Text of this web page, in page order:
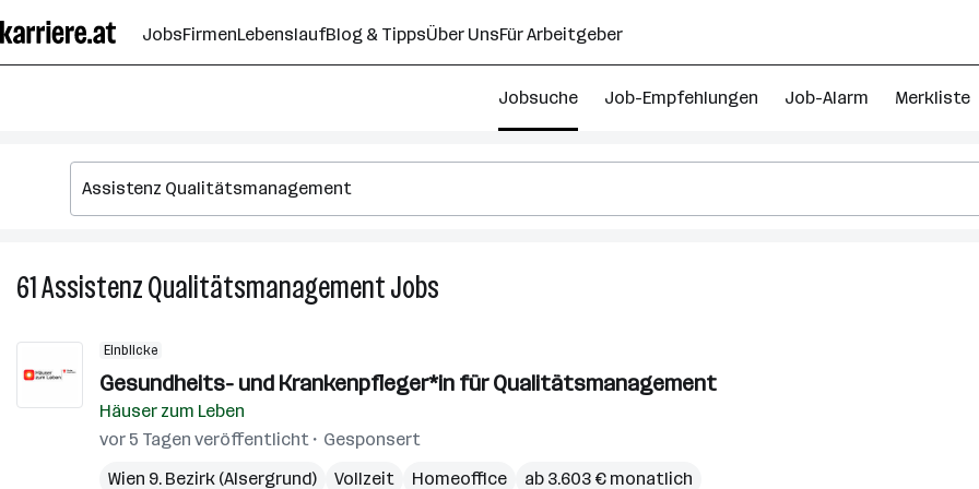
Seiteninhalt
springen
JobsFirmenLebenslaufBlog & TippsÜber UnsFür Arbeitgeber
Jobsuche Job-Empfehlungen Job-Alarm Merkliste
61Assistenz QualitätsmanagementJobs
Einblicke
Gesundheits- und Krankenpfleger*in für Qualitätsmanagement
Häuser zum Leben
vor 5 Tagen veröffentlicht
Gesponsert
Wien 9. Bezirk (Alsergrund)
Vollzeit Homeoffice ab 3.603 € monatlich